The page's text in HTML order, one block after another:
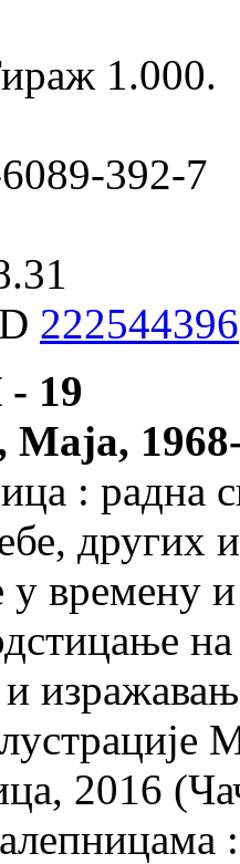
1.000.
392-7
222544396
- 19
: радна
других
у времену
2016